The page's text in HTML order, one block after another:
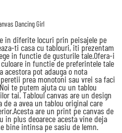
Dancing Girl
in diferite locuri prin peisajele pe
ti casa cu tablouri, iti prezentam
in functie de gusturile tale.Ofera-i
in functie de preferintele tale
acestora pot adauga o nota
prea monotoni sau vrei sa faci
te putem ajuta cu un tablou
tai. Tabloul canvas are un design
a avea un tablou original care
are un print pe canvas de
in plus deoarece acesta vine deja
bine intinsa pe sasiu de lemn.